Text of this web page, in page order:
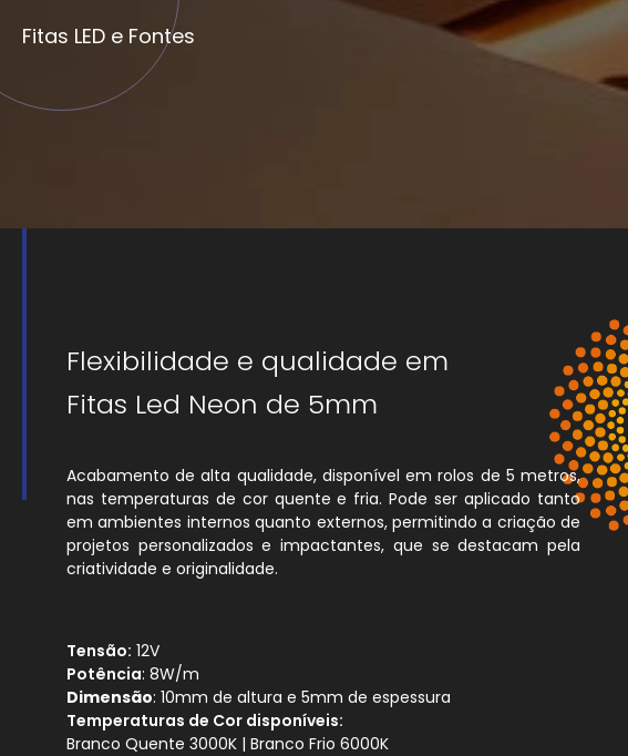
Fitas LED e Fontes
Flexibilidade e qualidade em
Fitas Led Neon de 5mm
Acabamento de alta qualidade, disponível em rolos de 5 metros,
nas temperaturas de cor quente e fria. Pode ser aplicado tanto
em ambientes internos quanto externos, permitindo a criação de
projetos personalizados e impactantes, que se destacam pela
criatividade e originalidade.
Tensão: 12V
Potência: 8W/m
Dimensão: 10mm de altura e 5mm de espessura
Temperaturas de Cor disponíveis:
Branco Quente 3000K | Branco Frio 6000K